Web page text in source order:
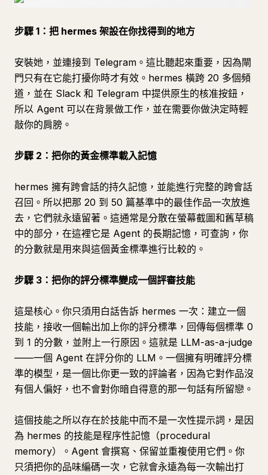
步驟 1：把 hermes 架設在你找得到的地方
安裝她，並連接到 Telegram。這比聽起來重要，因為閘
門只有在它能打擾你時才有效。hermes 橫跨 20 多個頻
道，並在 Slack 和 Telegram 中提供原生的核准按鈕，
所以 Agent 可以在背景做工作，並在需要你做決定時輕
敲你的肩膀。
步驟 2：把你的黃金標準載入記憶
hermes 擁有跨會話的持久記憶，並能進行完整的跨會話
召回。所以把那 20 到 50 篇基準中的最佳作品一次放進
去，它們就永遠留著。這通常是分散在螢幕截圖和舊草稿
中的部分，在這裡它是 Agent 的長期記憶，可查詢，你
的分數就是用來與這個黃金標準進行比較的。
步驟 3：把你的評分標準變成一個評審技能
這是核心。你只須用白話告訴 hermes 一次：建立一個
技能，接收一個輸出加上你的評分標準，回傳每個標準 0
到 1 的分數，並附上一行原因。這就是 LLM-as-a-judge
——一個 Agent 在評分你的 LLM。一個擁有明確評分標
準的模型，是一個比你更一致的評論者，因為它對作品沒
有個人偏好，也不會對你暗自得意的那一句話有所留戀。
這個技能之所以存在於技能中而不是一次性提示詞，是因
為 hermes 的技能是程序性記憶（procedural
memory）。Agent 會撰寫、保留並重複使用它們。你
只須把你的品味編碼一次，它就會永遠為每一次輸出打